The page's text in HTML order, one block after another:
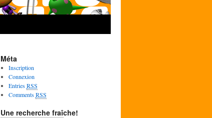
Méta
Inscription
Connexion
EntriesRSS
CommentsRSS
Une recherche fraîche!